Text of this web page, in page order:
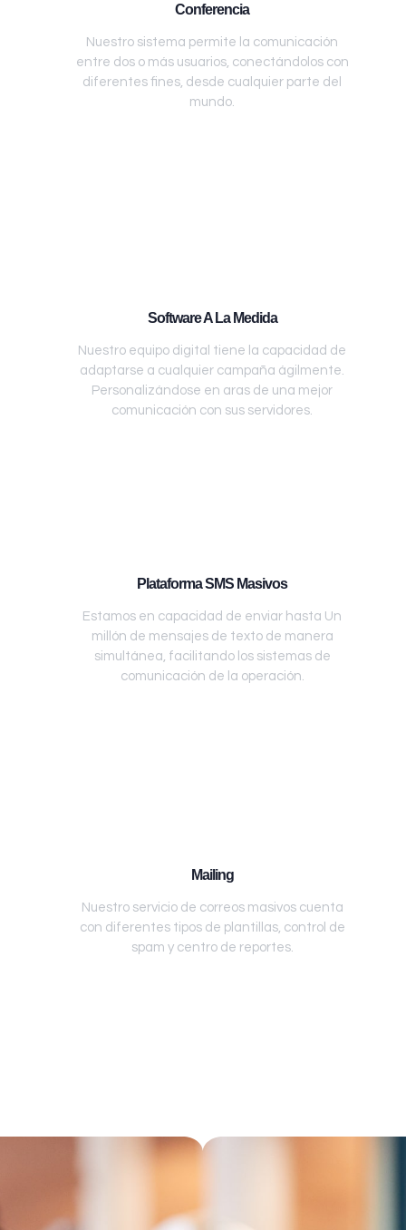
Conferencia
Nuestro sistema permite la comunicación
entre dos o más usuarios, conectándolos con
diferentes fines, desde cualquier parte del
mundo.
Software A La Medida
Nuestro equipo digital tiene la capacidad de
adaptarse a cualquier campaña ágilmente.
Personalizándose en aras de una mejor
comunicación con sus servidores.
Plataforma SMS Masivos
Estamos en capacidad de enviar hasta Un
millón de mensajes de texto de manera
simultánea, facilitando los sistemas de
comunicación de la operación.
Mailing
Nuestro servicio de correos masivos cuenta
con diferentes tipos de plantillas, control de
spam y centro de reportes.